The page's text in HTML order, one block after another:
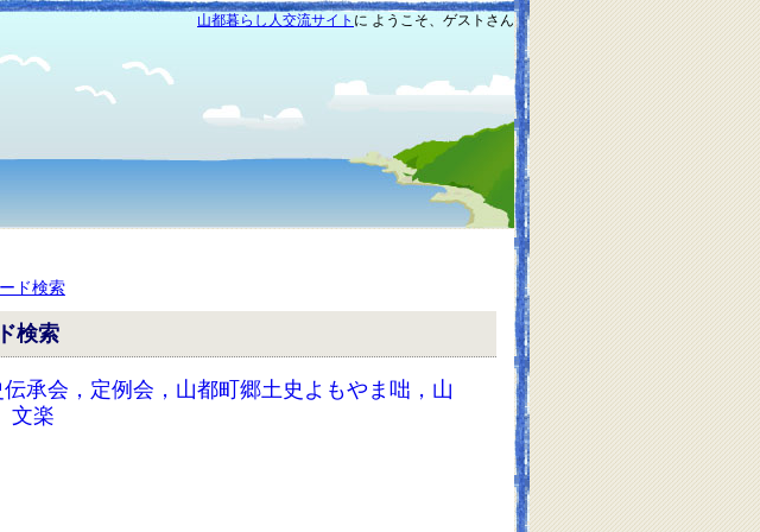
山都暮らし人交流サイト に ようこそ、ゲストさん
ド検索
検索
承会，定例会，山都町郷土史よもやま咄，山
文楽